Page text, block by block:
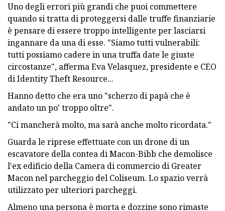
Uno degli errori più grandi che puoi commettere
quando si tratta di proteggersi dalle truffe finanziarie
è pensare di essere troppo intelligente per lasciarsi
ingannare da una di esse. "Siamo tutti vulnerabili:
tutti possiamo cadere in una truffa date le giuste
circostanze", afferma Eva Velasquez, presidente e CEO
di Identity Theft Resource...
Hanno detto che era uno "scherzo di papà che è
andato un po' troppo oltre".
"Ci mancherà molto, ma sarà anche molto ricordata."
Guarda le riprese effettuate con un drone di un
escavatore della contea di Macon-Bibb che demolisce
l'ex edificio della Camera di commercio di Greater
Macon nel parcheggio del Coliseum. Lo spazio verrà
utilizzato per ulteriori parcheggi.
Almeno una persona è morta e dozzine sono rimaste